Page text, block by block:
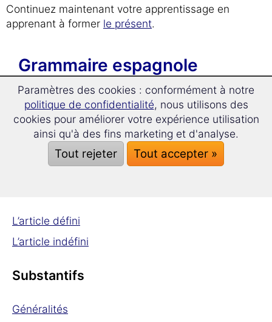
Continuez maintenant votre apprentissage en
apprenant à former le présent.
Grammaire espagnole
L'essentiel
La langue espagnole
L’alphabet espagnol
L’article défini
L’article indéfini
Substantifs
Généralités
Paramètres des cookies : conformément à notre
politique de confidentialité, nous utilisons des
cookies pour améliorer votre expérience utilisation
ainsi qu'à des fins marketing et d'analyse.
Tout rejeter Tout accepter »